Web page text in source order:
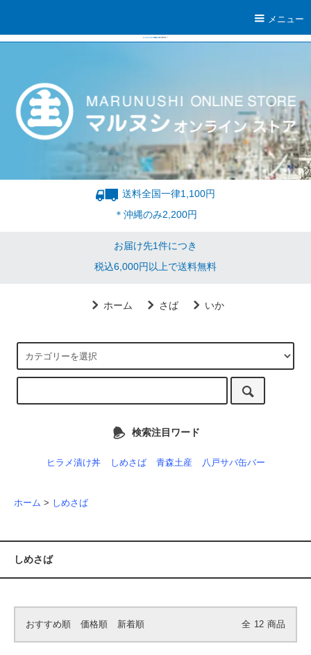
メニュー
送料全国一律1,100円
＊沖縄のみ2,200円
お届け先1件につき
税込6,000円以上で送料無料
ホーム さば いか
検索注目ワード
ヒラメ漬け丼 しめさば 青森土産 八戸サバ缶バー
ホーム > しめさば
しめさば
おすすめ順 価格順 新着順 全 12 商品